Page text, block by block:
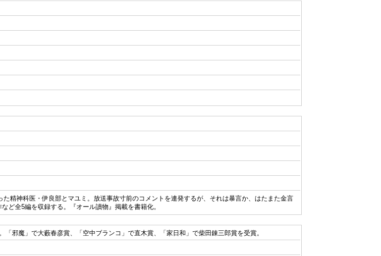
た精神科医・伊良部とマユミ。放送事故寸前のコメントを連発するが、それは暴言か、はたまた金言
ど全5編を収録する。『オール讀物』掲載を書籍化。
「邪魔」で大藪春彦賞、「空中ブランコ」で直木賞、「家日和」で柴田錬三郎賞を受賞。